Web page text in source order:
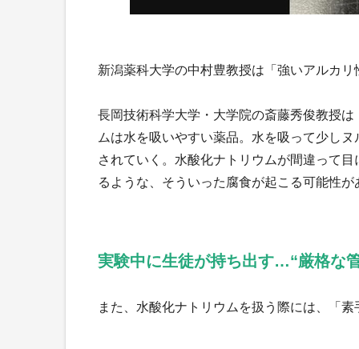
新潟薬科大学の中村豊教授は「強いアルカ
長岡技術科学大学・大学院の斎藤秀俊教授
ムは水を吸いやすい薬品。水を吸って少し
されていく。水酸化ナトリウムが間違って
るような、そういった腐食が起こる可能性
実験中に生徒が持ち出す…“厳格な
また、水酸化ナトリウムを扱う際には、「